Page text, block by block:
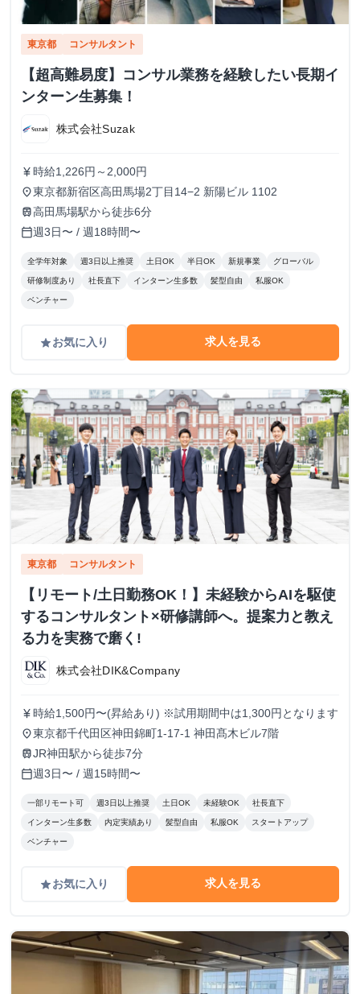
東京都 コンサルタント
【超高難易度】コンサル業務を経験したい長期イ
ンターン生募集！
株式会社Suzak
currency_yen 時給1,226円～2,000円
place東京都新宿区高田馬場2丁目14−2 新陽ビル 1102
train高田馬場駅から徒歩6分
calendar_today週3日〜 / 週18時間〜
全学年対象 週3日以上推奨 土日OK 半日OK 新規事業 グローバル
研修制度あり 社長直下 インターン生多数 髪型自由 私服OK
ベンチャー
gradeお気に入り 求人を見る
東京都 コンサルタント
【リモート/土日勤務OK！】未経験からAIを駆使
するコンサルタント×研修講師へ。提案力と教え
る力を実務で磨く!
株式会社DIK&Company
currency_yen 時給1,500円〜(昇給あり) ※試用期間中は1,300円となります
place東京都千代田区神田錦町1-17-1 神田髙木ビル7階
trainJR神田駅から徒歩7分
calendar_today週3日〜 / 週15時間〜
一部リモート可 週3日以上推奨 土日OK 未経験OK 社長直下
インターン生多数 内定実績あり 髪型自由 私服OK スタートアップ
ベンチャー
gradeお気に入り 求人を見る